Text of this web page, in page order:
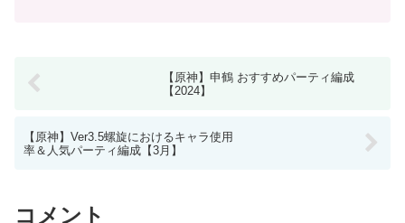
【原神】申鶴 おすすめパーティ編成
【2024】
【原神】Ver3.5螺旋におけるキャラ使用
率＆人気パーティ編成【3月】
コメント